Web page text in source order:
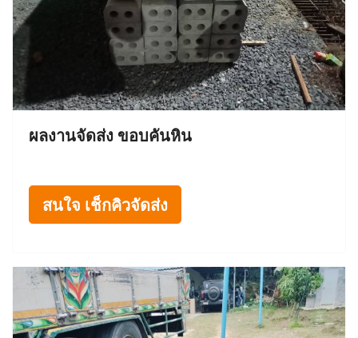
ผลงานจัดส่ง ขอบคันหิน
สนใจ เช็กคิวจัดส่ง